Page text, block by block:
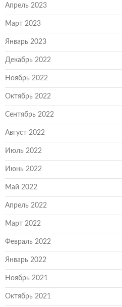
Апрель 2023
Март 2023
Январь 2023
Декабрь 2022
Ноябрь 2022
Октябрь 2022
Сентябрь 2022
Август 2022
Июль 2022
Июнь 2022
Май 2022
Апрель 2022
Март 2022
Февраль 2022
Январь 2022
Ноябрь 2021
Октябрь 2021